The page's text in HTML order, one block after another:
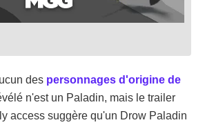
des personnages d'origine de
n'est un Paladin, mais le trailer
access suggère qu'un Drow Paladin